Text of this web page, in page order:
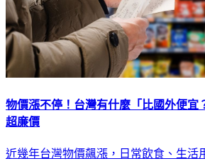
物價漲不停！台灣有什麼「比國外便
超廉價
近幾年台灣物價飆漲，日常飲食、生活